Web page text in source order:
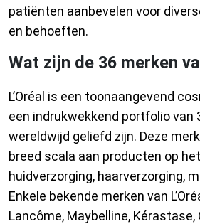
patiënten aanbevelen voor
en behoeften.
Wat zijn de 36 merken
L’Oréal is een toonaangevend
een indrukwekkend portfolio van
wereldwijd geliefd zijn. Deze
breed scala aan producten op
huidverzorging, haarverzorging,
Enkele bekende merken van
Lancôme, Maybelline, Kérastase,